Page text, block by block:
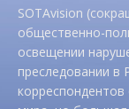
SOTAvision
общественно-
освещении
преследовании в